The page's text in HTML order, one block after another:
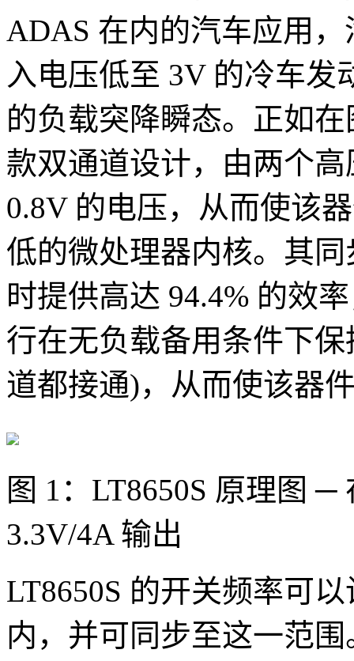
ADAS 在内的汽车应用
入电压低至 3V 的冷车发
的负载突降瞬态。正如
款双通道设计，由两个
0.8V 的电压，从而使该
低的微处理器内核。其
时提供高达 94.4% 的效
行在无负载备用条件下
道都接通)，从而使该器
图 1：LT8650S 原理图
3.3V/4A 输出
LT8650S 的开关频率可
内，并可同步至这一范